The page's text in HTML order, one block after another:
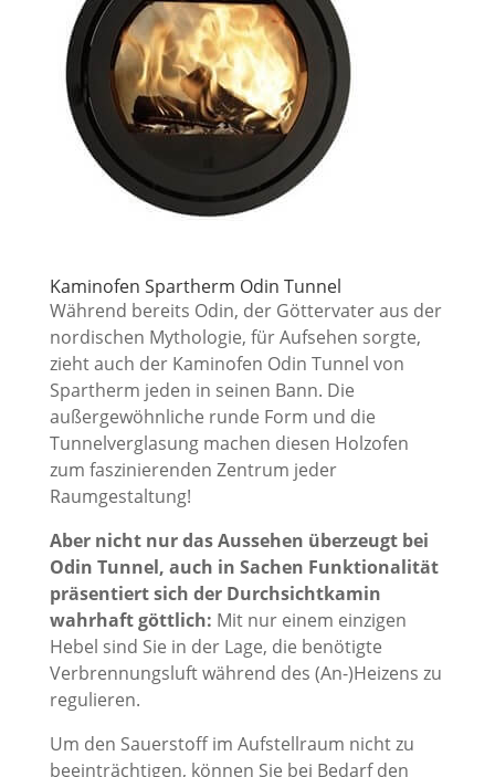
Kaminofen Spartherm Odin Tunnel
Während bereits Odin, der Göttervater aus der
nordischen Mythologie, für Aufsehen sorgte,
zieht auch der Kaminofen Odin Tunnel von
Spartherm jeden in seinen Bann. Die
außergewöhnliche runde Form und die
Tunnelverglasung machen diesen Holzofen
zum faszinierenden Zentrum jeder
Raumgestaltung!
Aber nicht nur das Aussehen überzeugt bei
Odin Tunnel, auch in Sachen Funktionalität
präsentiert sich der Durchsichtkamin
wahrhaft göttlich: Mit nur einem einzigen
Hebel sind Sie in der Lage, die benötigte
Verbrennungsluft während des (An-)Heizens zu
regulieren.
Um den Sauerstoff im Aufstellraum nicht zu
beeinträchtigen, können Sie bei Bedarf den